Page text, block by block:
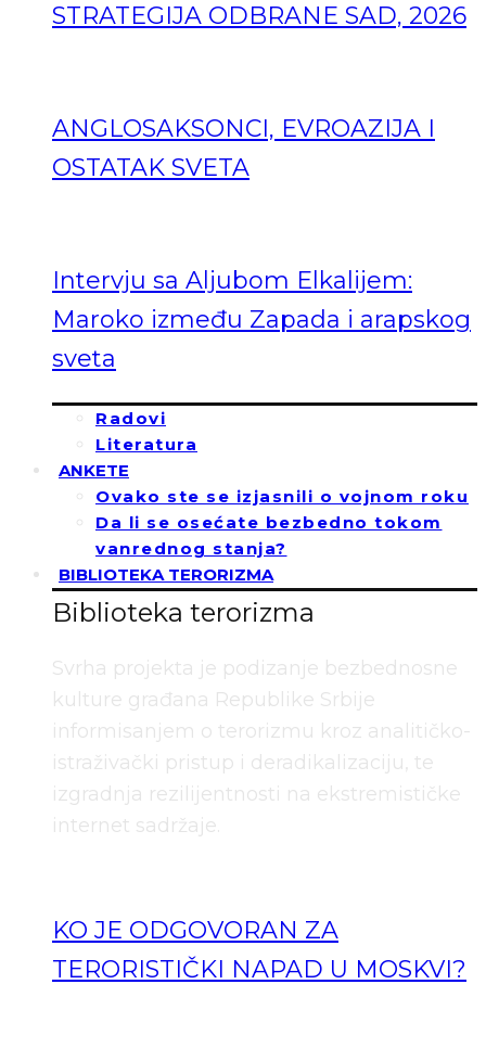
STRATEGIJA ODBRANE SAD, 2026
ANGLOSAKSONCI, EVROAZIJA I
OSTATAK SVETA
Intervju sa Aljubom Elkalijem:
Maroko između Zapada i arapskog
sveta
Radovi
Literatura
ANKETE
Ovako ste se izjasnili o vojnom roku
Da li se osećate bezbedno tokom
vanrednog stanja?
BIBLIOTEKA TERORIZMA
Biblioteka terorizma
Svrha projekta je podizanje bezbednosne
kulture građana Republike Srbije
informisanjem o terorizmu kroz analitičko-
istraživački pristup i deradikalizaciju, te
izgradnja rezilijentnosti na ekstremističke
internet sadržaje.
KO JE ODGOVORAN ZA
TERORISTIČKI NAPAD U MOSKVI?